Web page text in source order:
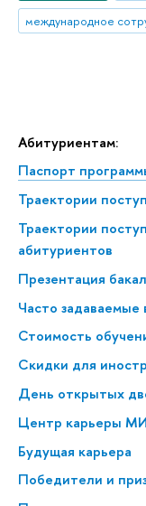
Абитуриентам:
Паспорт
Траектории
Траектории
абитуриентов
Презентация
Часто задаваемые
Стоимость
Скидки для
День открытых
Центр карьеры
Будущая карьера
Победители и
международное